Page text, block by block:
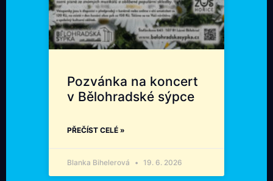
Pozvánka na koncert
v Bělohradské sýpce
PŘEČÍST CELÉ »
Blanka Bihelerová 19. 6. 2026